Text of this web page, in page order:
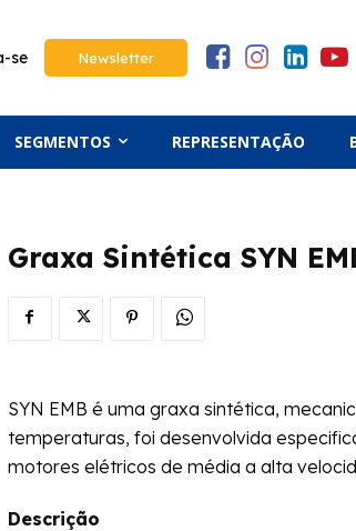
se Newsletter
SEGMENTOS REPRESENTAÇÃO
Graxa Sintética SYN
SYN EMB é uma graxa sintética,
temperaturas, foi desenvolvida
motores elétricos de média a alta
Descrição